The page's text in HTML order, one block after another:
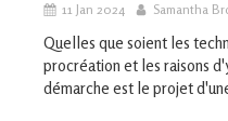
11 Jan 2024 Samantha
Quelles que soient les
procréation et les raisons
démarche est le projet